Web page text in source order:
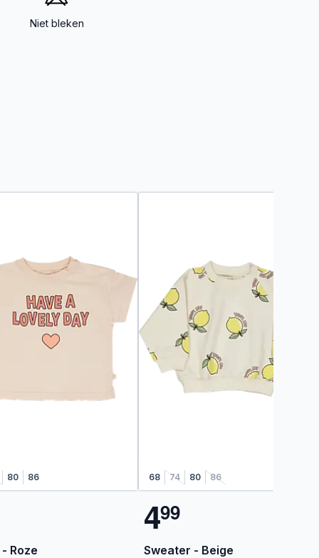
Niet bleken
80 86
Roze
68 74 80 86
499
Sweater - Beige